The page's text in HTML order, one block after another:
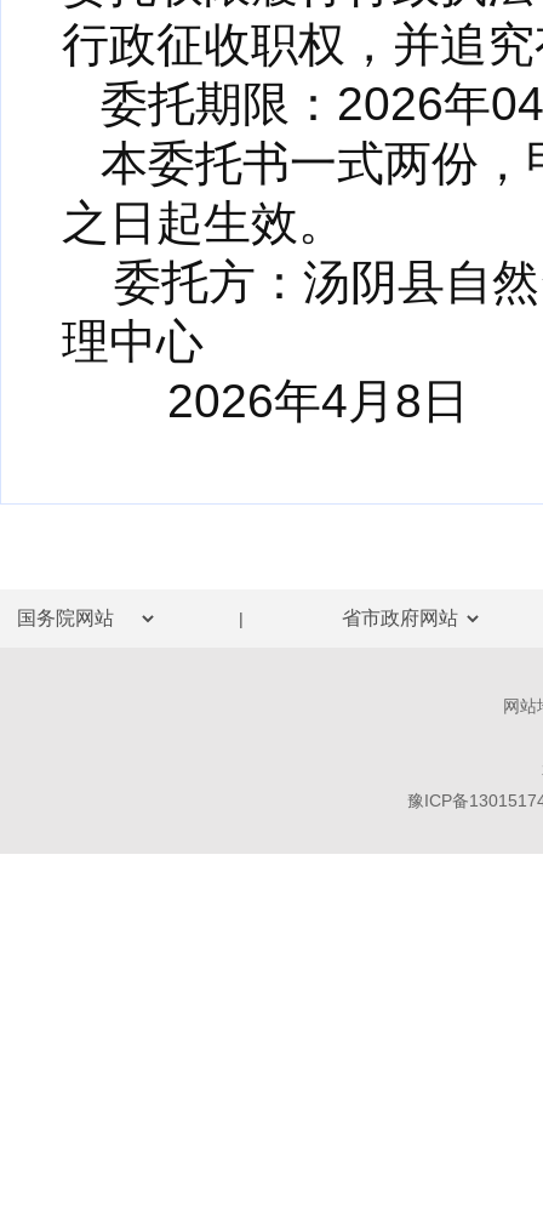
行政征收职权，并追
委托期限：2026年
本委托书一式两份
之日起生效。
委托方：汤阴县自
理中心
2026年4月8
|
网站
豫ICP备